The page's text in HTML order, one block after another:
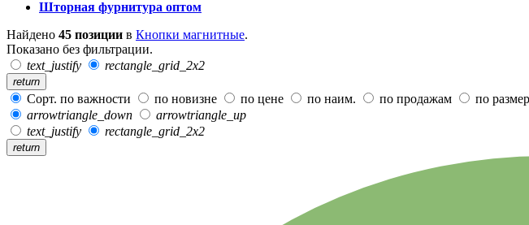
Шторная фурнитура оптом
Найдено 45 позиции в Кнопки магнитные.
Показано без фильтрации.
text_justify
rectangle_grid_2x2
return
Сорт. по важности по новизне по цене по наим. по продажам
по
arrowtriangle_down
arrowtriangle_up
text_justify
rectangle_grid_2x2
return